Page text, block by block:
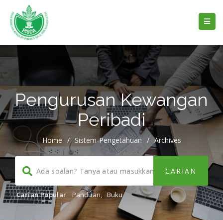
Pengurusan Kewangan
Peribadi
Home / Sistem-Pengetahuan / Archives
Carian Popular Panduan, Buku